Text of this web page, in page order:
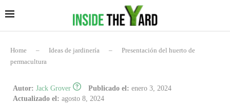
Home – Ideas de jardinería –
Presentación del huerto de
permacultura
Autor: Jack Grover Publicado el: enero 3, 2024
Actualizado el: agosto 8, 2024